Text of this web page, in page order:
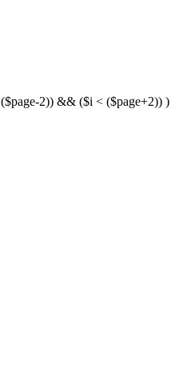
($page-2)) && ($i < ($page+2))